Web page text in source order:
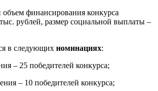
финансирования конкурса
рублей, размер социальной выплаты –
в следующих номинациях:
– 25 победителей конкурса;
– 10 победителей конкурса;